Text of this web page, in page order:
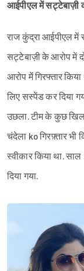
आईपीएल में सट्टेबाज़ी
राज कुंद्रा आईपीएल
सट्टेबाज़ी के आरोप में
आरोप में गिरफ्तार
लिए सस्पेंड कर दिया
उछला. टीम के कुछ
चंदेला ko गिरफ़्तार
स्वीकार किया था.
दिया गया.